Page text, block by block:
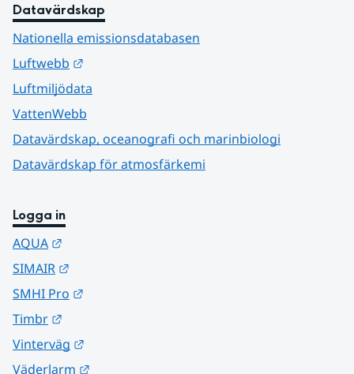
Datavärdskap
Nationella emissionsdatabasen
Luftwebb
Luftmiljödata
VattenWebb
Datavärdskap, oceanografi och marinbiologi
Datavärdskap för atmosfärkemi
Logga in
AQUA
SIMAIR
SMHI Pro
Timbr
Vinterväg
Väderlarm